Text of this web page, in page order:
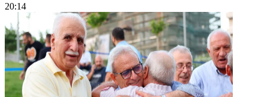
20:14